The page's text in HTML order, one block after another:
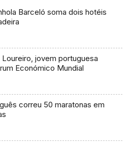
Barceló soma dois hotéis
Loureiro, jovem portuguesa
Económico Mundial
correu 50 maratonas em